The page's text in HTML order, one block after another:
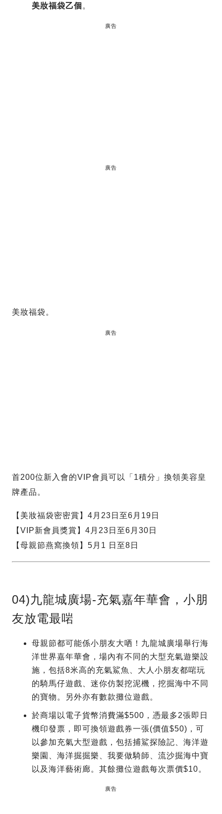
美妝福袋乙個 。
廣告
廣告
美妝福袋。
廣告
首200位新入會的VIP會員可以「1積分」換領美容皇
牌產品。
【美妝福袋密密賞】4月23日至6月19日
【VIP新會員獎賞】4月23日至6月30日
【母親節燕窩換領】5月1 日至8日
04)九龍城廣場-充氣嘉年華會，小朋
友放電最啱
母親節都可能係小朋友大哂！九龍城廣場舉行海
洋世界嘉年華會，場內有不同的大型充氣遊樂設
施，包括8米高的充氣鯊魚、大人小朋友都啱玩
的騎馬仔遊戲、迷你仿製挖泥機，挖掘海中不同
的寶物。另外亦有數款攤位遊戲。
於商場以電子貨幣消費滿$500，憑最多2張即日
機印發票，即可換領遊戲券一張(價值$50)，可
以參加充氣大型遊戲，包括捕鯊探險記、海洋遊
樂園、海洋掘掘樂、我要做騎師、流沙掘海中寶
以及海洋藝術廊。其餘攤位遊戲每次票價$10。
廣告